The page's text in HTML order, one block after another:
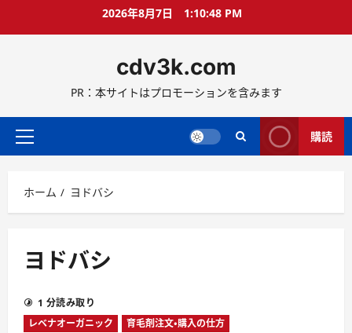
ス
ッ
2026年8月7日 1:10:48 PM
cdv3k.com
PR：本サイトはプロモーションを含みます
メ
メ
ニ
ー
購読
ホーム ヨドバシ
ヨドバシ
1 分読み取り
レベナオーガニック
育毛剤注文・購入の仕方